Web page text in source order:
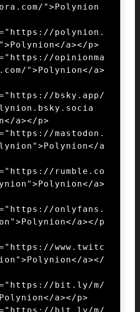
">Polynion
polynion.
a></p>
opinionma
">Polynion</a>
bsky.app/
a></p>
mastodon.
a
rumble.co
a>
onlyfans.
a></p
www.twitc
a></
bit.ly/m/
a></p>